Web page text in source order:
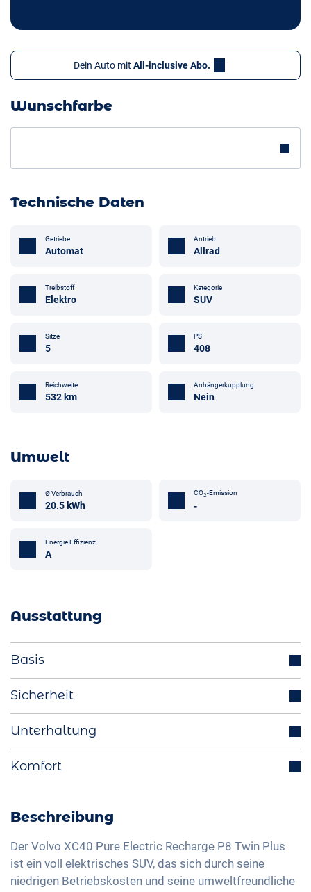
Dein Auto mit All-inclusive Abo.
Wunschfarbe
Technische Daten
Getriebe
Automat
Antrieb
Allrad
Treibstoff
Elektro
Kategorie
SUV
Sitze
5
PS
408
Reichweite
532 km
Anhängerkupplung
Nein
Umwelt
Ø Verbrauch
20.5 kWh
CO2-Emission
-
Energie Effizienz
A
Ausstattung
Basis
Scheinwerfer LED
Aussenspiegel elektrisch einklappbar
Multifunktionslenkrad
Wärmepumpe
LED-Rückleuchten
Licht- und Regensensor
Aussenspiegel automatisch abblendend
Sicherheit
Isofix
Fernlichtassistent
Alarmanlage
Spurhaltewarner
Unterhaltung
Freisprechanlage
Soundsystem
USB-Schnittstelle
Komfort
Elektrische Heckklappe
Keyless Entry & Go
Sitzheizung vorne
Beschreibung
Der Volvo XC40 Pure Electric Recharge P8 Twin Plus
ist ein voll elektrisches SUV, das sich durch seine
niedrigen Betriebskosten und seine umweltfreundliche